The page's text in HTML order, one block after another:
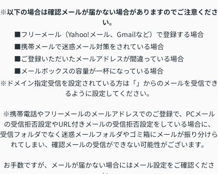
※以下の場合は確認メールが届かない場合がありますのでご注意くださ
い。
■フリーメール（Yahoo!メール、Gmailなど）で登録する場合
■携帯メールで迷惑メール対策をされている場合
■ご登録いただいたメールアドレスが間違っている場合
■メールボックスの容量が一杯になっている場合
※ドメイン指定受信を設定されている方は「」からのメールを受信でき
るように設定してください。
※携帯電話やフリーメールのメールアドレスでのご登録で、PCメール
の受信拒否設定やURL付きメールの受信拒否設定をしている場合に、
受信フォルダでなく迷惑メールフォルダやゴミ箱にメールが振り分けら
れてしまい、確認メールの受信ができない可能性がございます。
お手数ですが、メールが届かない場合にはメール設定をご確認くださ